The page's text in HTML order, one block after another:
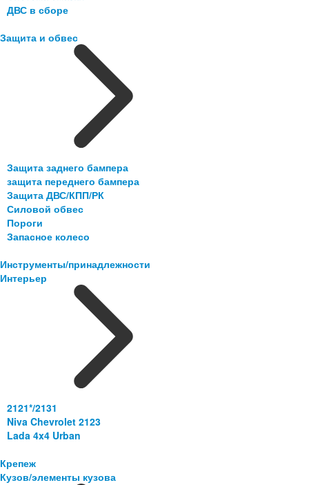
ДВС в сборе
Защита и обвес
Защита заднего бампера
защита переднего бампера
Защита ДВС/КПП/РК
Силовой обвес
Пороги
Запасное колесо
Инструменты/принадлежности
Интерьер
2121*/2131
Niva Chevrolet 2123
Lada 4x4 Urban
Крепеж
Кузов/элементы кузова